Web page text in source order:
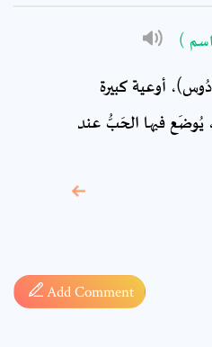
)
أوعية كبيرة
يُوضَع فيها الحَبُّ عند
Add Comment